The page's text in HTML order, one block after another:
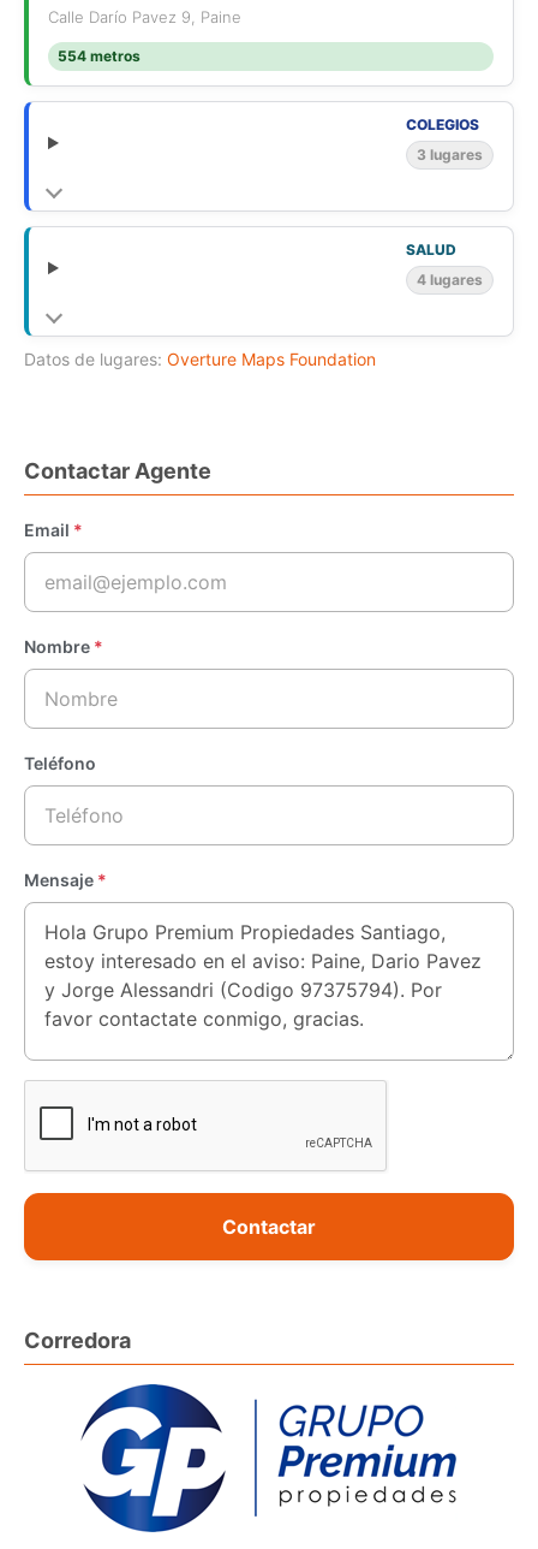
Calle Darío Pavez 9, Paine
554 metros
COLEGIOS
3 lugares
SALUD
4 lugares
Datos de lugares: Overture Maps Foundation
Contactar Agente
Email *
Nombre *
Teléfono
Mensaje *
Contactar
Corredora